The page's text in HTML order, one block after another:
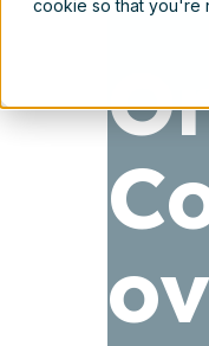
cookie so that you're